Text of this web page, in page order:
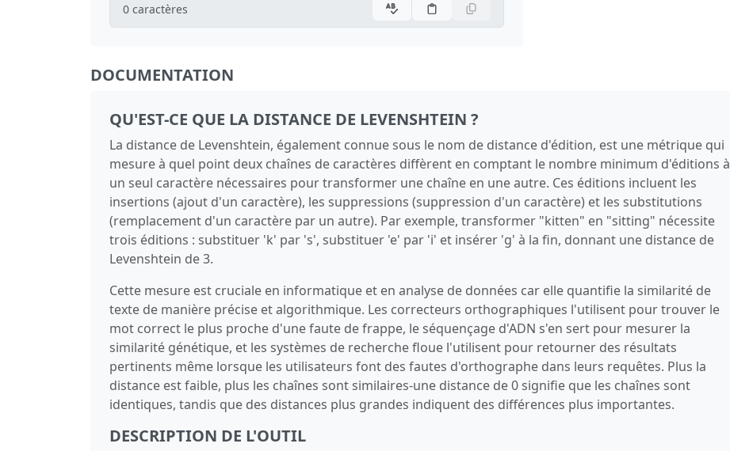
0 caractères
DOCUMENTATION
QU'EST-CE QUE LA DISTANCE DE LEVENSHTEIN ?
La distance de Levenshtein, également connue sous le nom de distance d'édition, est une métrique qui
mesure à quel point deux chaînes de caractères diffèrent en comptant le nombre minimum d'éditions à
un seul caractère nécessaires pour transformer une chaîne en une autre. Ces éditions incluent les
insertions (ajout d'un caractère), les suppressions (suppression d'un caractère) et les substitutions
(remplacement d'un caractère par un autre). Par exemple, transformer "kitten" en "sitting" nécessite
trois éditions : substituer 'k' par 's', substituer 'e' par 'i' et insérer 'g' à la fin, donnant une distance de
Levenshtein de 3.
Cette mesure est cruciale en informatique et en analyse de données car elle quantifie la similarité de
texte de manière précise et algorithmique. Les correcteurs orthographiques l'utilisent pour trouver le
mot correct le plus proche d'une faute de frappe, le séquençage d'ADN s'en sert pour mesurer la
similarité génétique, et les systèmes de recherche floue l'utilisent pour retourner des résultats
pertinents même lorsque les utilisateurs font des fautes d'orthographe dans leurs requêtes. Plus la
distance est faible, plus les chaînes sont similaires-une distance de 0 signifie que les chaînes sont
identiques, tandis que des distances plus grandes indiquent des différences plus importantes.
DESCRIPTION DE L'OUTIL